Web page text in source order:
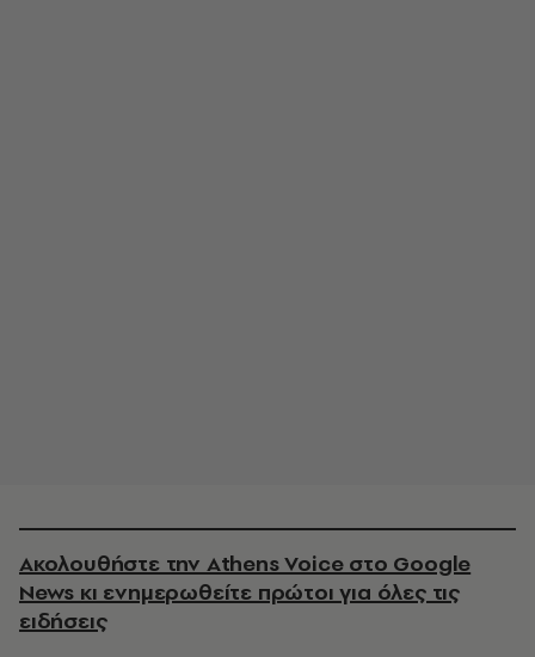
Ακολουθήστε την Athens Voice στο Google
News κι ενημερωθείτε πρώτοι για όλες τις
ειδήσεις